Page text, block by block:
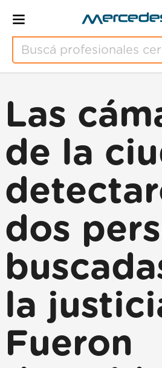
Las
de la
dos
la
Fueron